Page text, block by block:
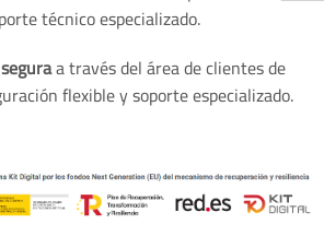
técnico especializado.
a través del área de clientes de
flexible y soporte especializado.